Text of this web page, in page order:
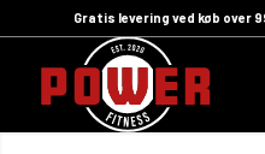
Gratis levering ved køb over